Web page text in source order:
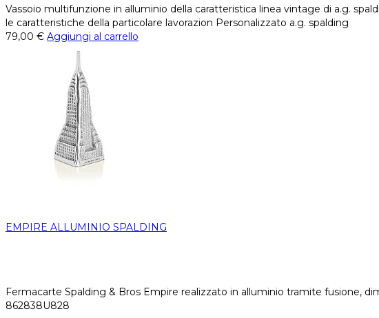
Vassoio multifunzione in alluminio della caratteristica linea vintage di a.g.
le caratteristiche della particolare lavorazion Personalizzato a.g. spalding
79,00 € Aggiungi al carrello
EMPIRE ALLUMINIO SPALDING
Fermacarte Spalding & Bros Empire realizzato in alluminio tramite fusione,
862838U828